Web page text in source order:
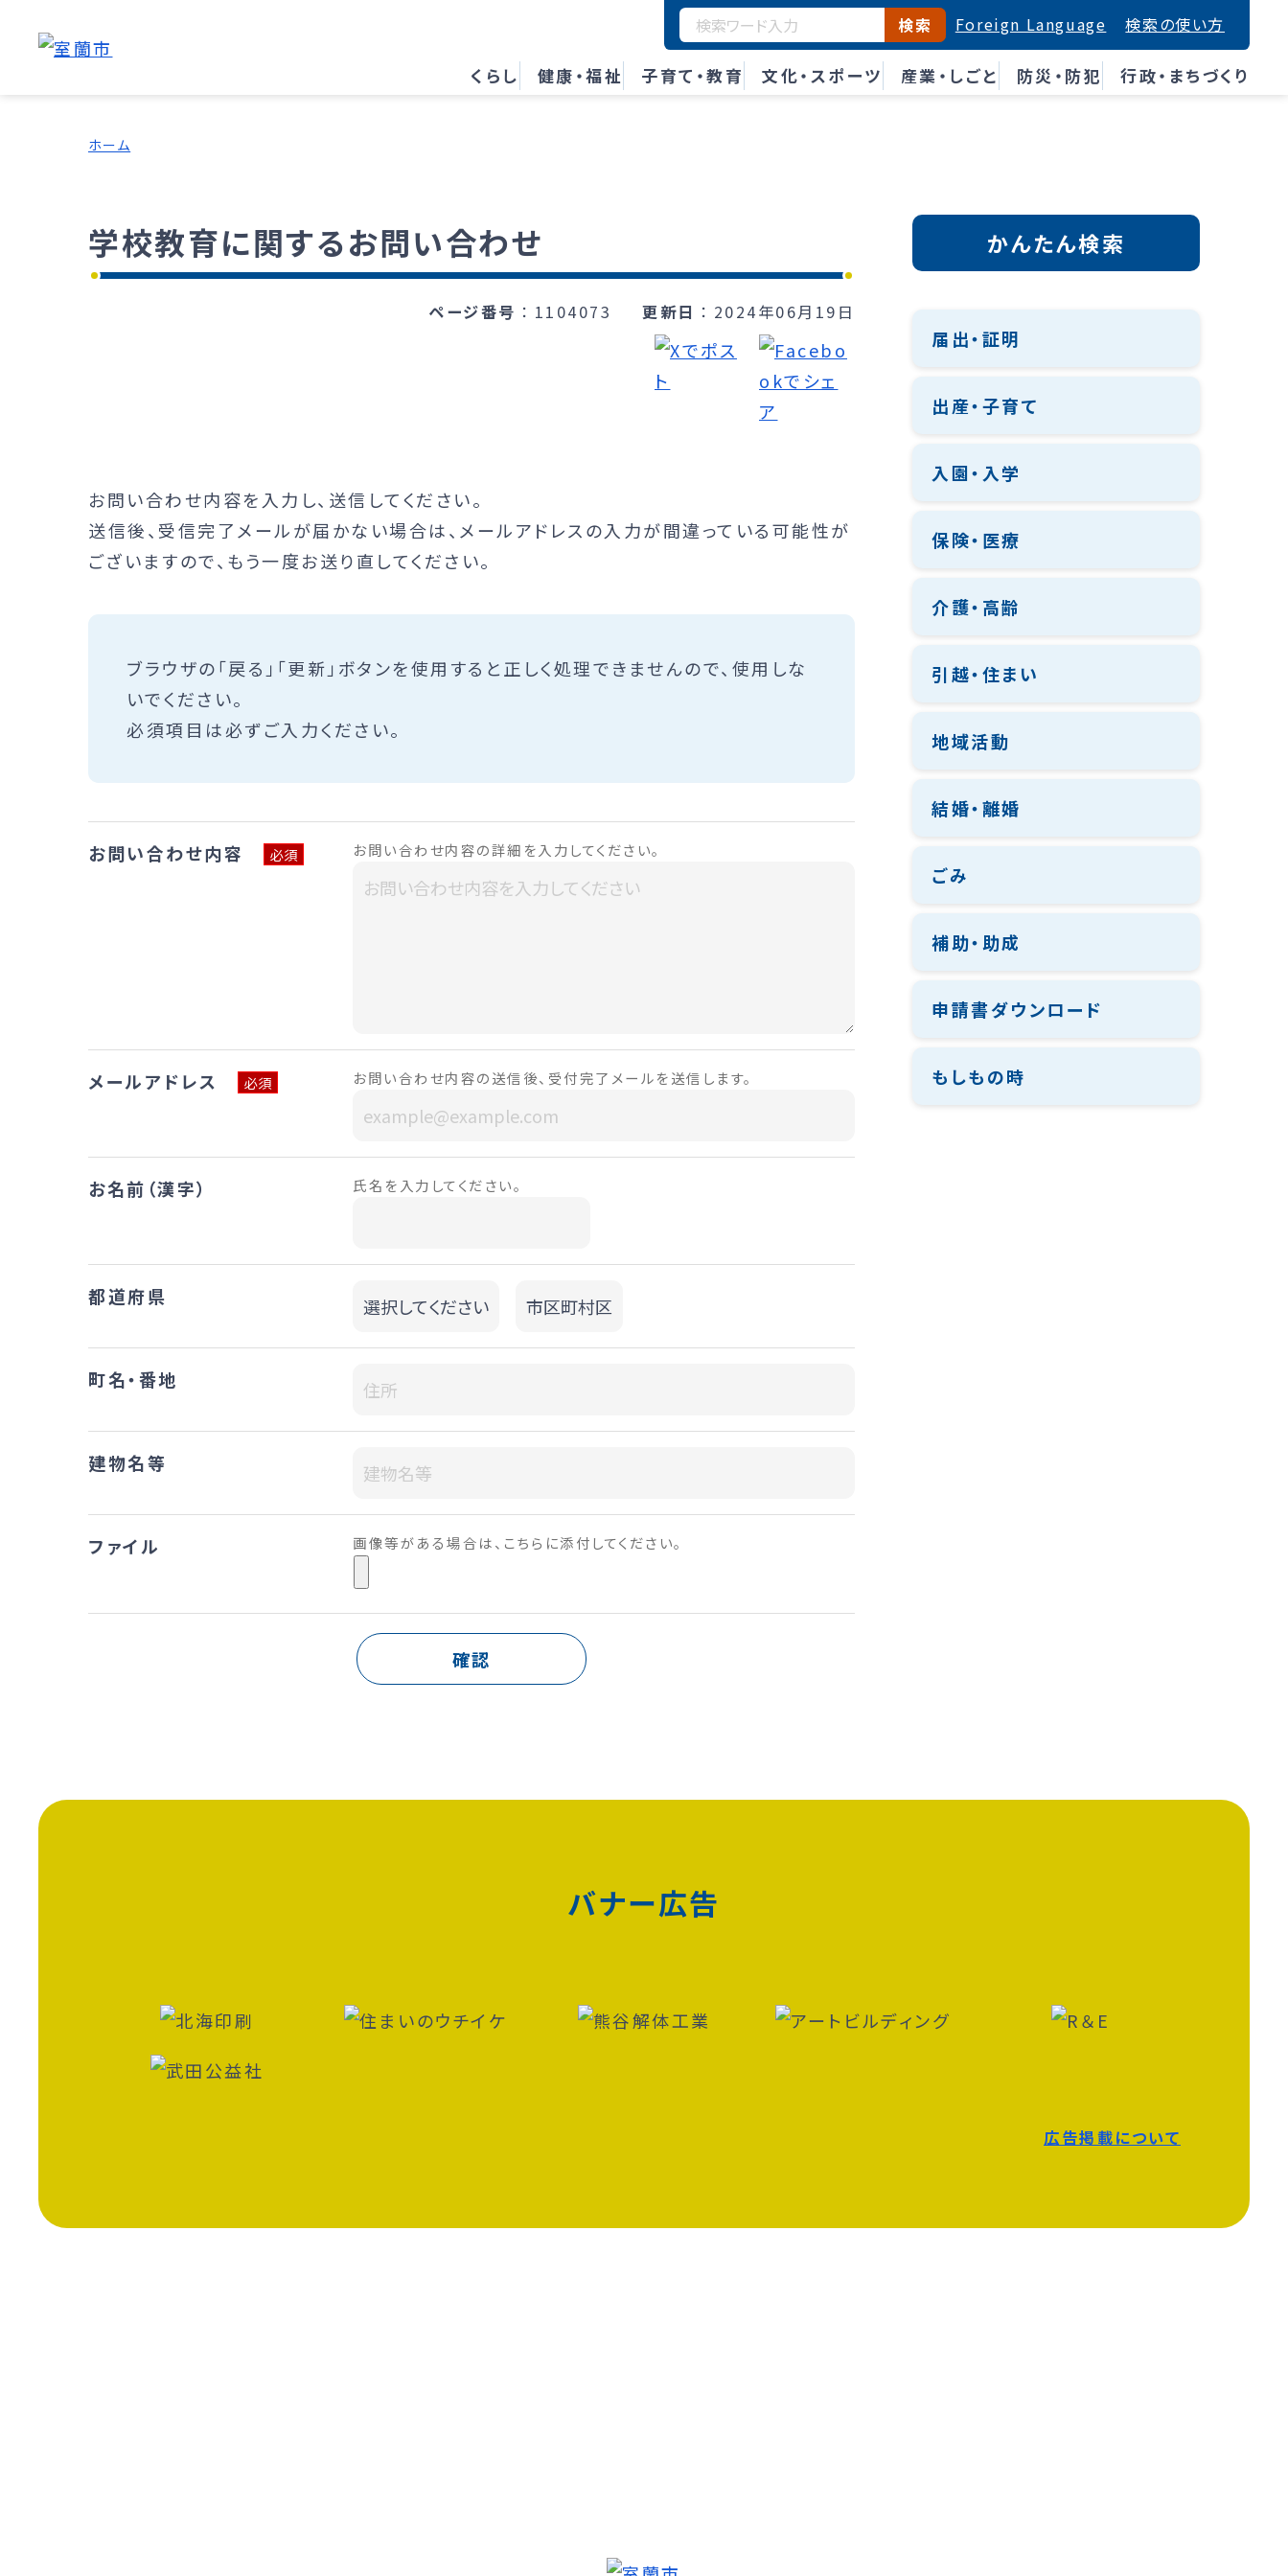
くらし 健康・福祉 子育て・教育 文化・スポーツ 産業・しごと 防災・防犯 行政・まちづくり
検索 Foreign Language 検索の使い方
ホーム
学校教育に関するお問い合わせ
ページ番号 1104073 更新日 2024年06月19日
お問い合わせ内容を入力し、送信してください。
送信後、受信完了メールが届かない場合は、メールアドレスの入力が間違っている可能性が
ございますので、もう一度お送り直してください。
ブラウザの「戻る」「更新」ボタンを使用すると正しく処理できませんので、使用しな
いでください。
必須項目は必ずご入力ください。
お問い合わせ内容 必須 お問い合わせ内容の詳細を入力してください。
メールアドレス 必須 お問い合わせ内容の送信後、受付完了メールを送信します。
お名前（漢字） 氏名を入力してください。
都道府県
町名・番地
建物名等
ファイル 画像等がある場合は、こちらに添付してください。
確認
かんたん検索
届出・証明
出産・子育て
入園・入学
保険・医療
介護・高齢
引越・住まい
地域活動
結婚・離婚
ごみ
補助・助成
申請書ダウンロード
もしもの時
バナー広告
広告掲載について